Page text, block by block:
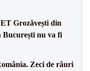
Grozăvești din
București nu va fi
Zeci de râuri